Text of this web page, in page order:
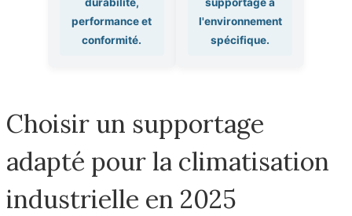
performance et
conformité.
l'environnement
spécifique.
Choisir un supportage
adapté pour la climatisation
industrielle en 2025